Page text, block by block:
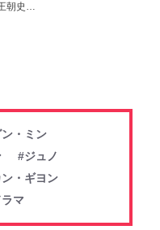
朝史…
・ミン
#ジュノ
・ギヨン
マ